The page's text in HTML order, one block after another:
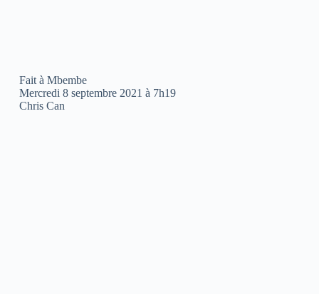
Fait à Mbembe
Mercredi 8 septembre 2021 à 7h19
Chris Can